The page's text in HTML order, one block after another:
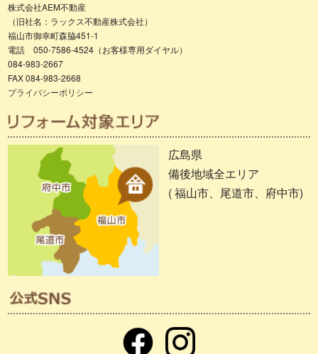
株式会社AEM不動産
（旧社名：ラックス不動産株式会社）
福山市御幸町森脇451-1
電話 050-7586-4524（お客様専用ダイヤル）
084-983-2667
FAX 084-983-2668
プライバシーポリシー
広島県
備後地域全エリア
( 福山市、尾道市、府中市)